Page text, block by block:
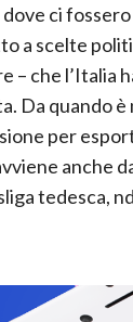
dove ci
a scelte
– che
Da quando
per
anche
tedesca,